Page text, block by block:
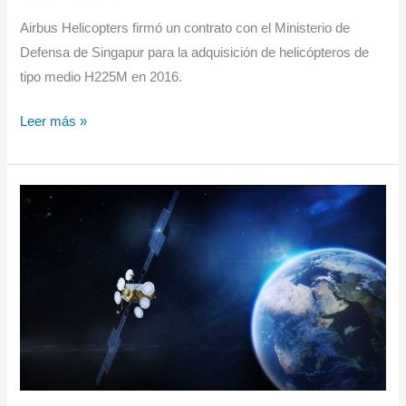
Airbus Helicopters firmó un contrato con el Ministerio de
Defensa de Singapur para la adquisición de helicópteros de
tipo medio H225M en 2016.
La
Aérea
su
Leer más »